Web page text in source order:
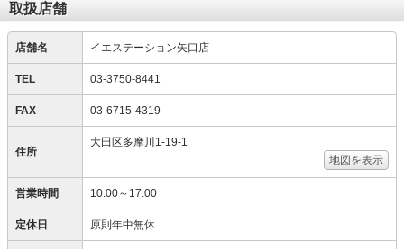
取扱店舗
店舗名 イエステーション矢口店
TEL 03-3750-8441
FAX 03-6715-4319
住所
大田区多摩川1-19-1
地図を表示
営業時間 10:00～17:00
定休日 原則年中無休